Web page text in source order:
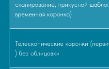
сканирование, прикусной
временная коронка)
Телескопические коронки
) без облицовки